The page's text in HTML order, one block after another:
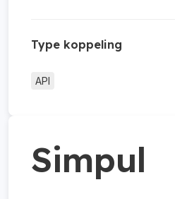
Type koppeling
API
Simpul